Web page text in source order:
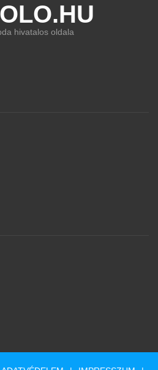
hivatalos oldala